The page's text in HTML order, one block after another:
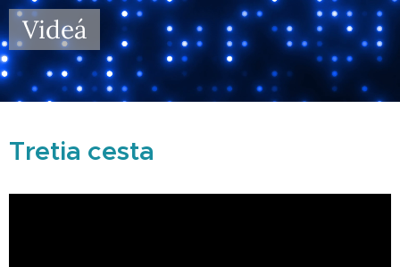
Videá
Tretia cesta